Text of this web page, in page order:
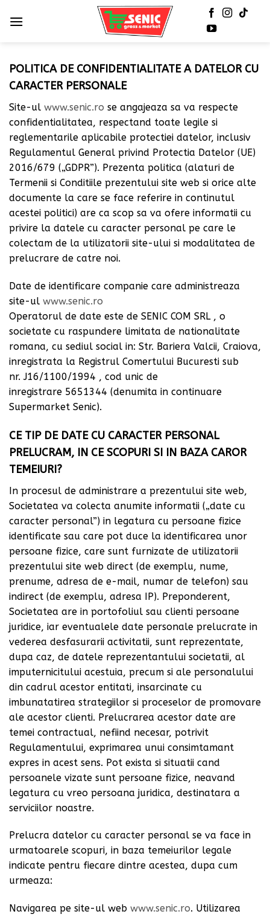
POLITICA DE CONFIDENTIALITATE A DATELOR CU
CARACTER PERSONALE
Site-ul www.senic.ro se angajeaza sa va respecte
confidentialitatea, respectand toate legile si
reglementarile aplicabile protectiei datelor, inclusiv
Regulamentul General privind Protectia Datelor (UE)
2016/679 („GDPR”). Prezenta politica (alaturi de
Termenii si Conditiile prezentului site web si orice alte
documente la care se face referire in continutul
acestei politici) are ca scop sa va ofere informatii cu
privire la datele cu caracter personal pe care le
colectam de la utilizatorii site-ului si modalitatea de
prelucrare de catre noi.
Date de identificare companie care administreaza
site-ul www.senic.ro
Operatorul de date este de SENIC COM SRL , o
societate cu raspundere limitata de nationalitate
romana, cu sediul social in: Str. Bariera Valcii, Craiova,
inregistrata la Registrul Comertului Bucuresti sub
nr. J16/1100/1994 , cod unic de
inregistrare 5651344 (denumita in continuare
Supermarket Senic).
CE TIP DE DATE CU CARACTER PERSONAL
PRELUCRAM, IN CE SCOPURI SI IN BAZA CAROR
TEMEIURI?
In procesul de administrare a prezentului site web,
Societatea va colecta anumite informatii („date cu
caracter personal”) in legatura cu persoane fizice
identificate sau care pot duce la identificarea unor
persoane fizice, care sunt furnizate de utilizatorii
prezentului site web direct (de exemplu, nume,
prenume, adresa de e-mail, numar de telefon) sau
indirect (de exemplu, adresa IP). Preponderent,
Societatea are in portofoliul sau clienti persoane
juridice, iar eventualele date personale prelucrate in
vederea desfasurarii activitatii, sunt reprezentate,
dupa caz, de datele reprezentantului societatii, al
imputernicitului acestuia, precum si ale personalului
din cadrul acestor entitati, insarcinate cu
imbunatatirea strategiilor si proceselor de promovare
ale acestor clienti. Prelucrarea acestor date are
temei contractual, nefiind necesar, potrivit
Regulamentului, exprimarea unui consimtamant
expres in acest sens. Pot exista si situatii cand
persoanele vizate sunt persoane fizice, neavand
legatura cu vreo persoana juridica, destinatara a
serviciilor noastre.
Prelucra datelor cu caracter personal se va face in
urmatoarele scopuri, in baza temeiurilor legale
indicate pentru fiecare dintre acestea, dupa cum
urmeaza:
Navigarea pe site-ul web www.senic.ro. Utilizarea